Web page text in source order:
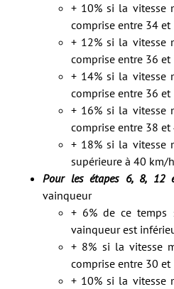
+ 10% si la vitesse
comprise entre 34
+ 12% si la vitesse
comprise entre 36
+ 14% si la vitesse
comprise entre 36
+ 16% si la vitesse
comprise entre 38
+ 18% si la vitesse
supérieure à 40 km/
Pour les étapes 6, 8,
vainqueur
+ 6% de ce temps
vainqueur est
+ 8% si la vitesse
comprise entre 30
+ 10% si la vitesse